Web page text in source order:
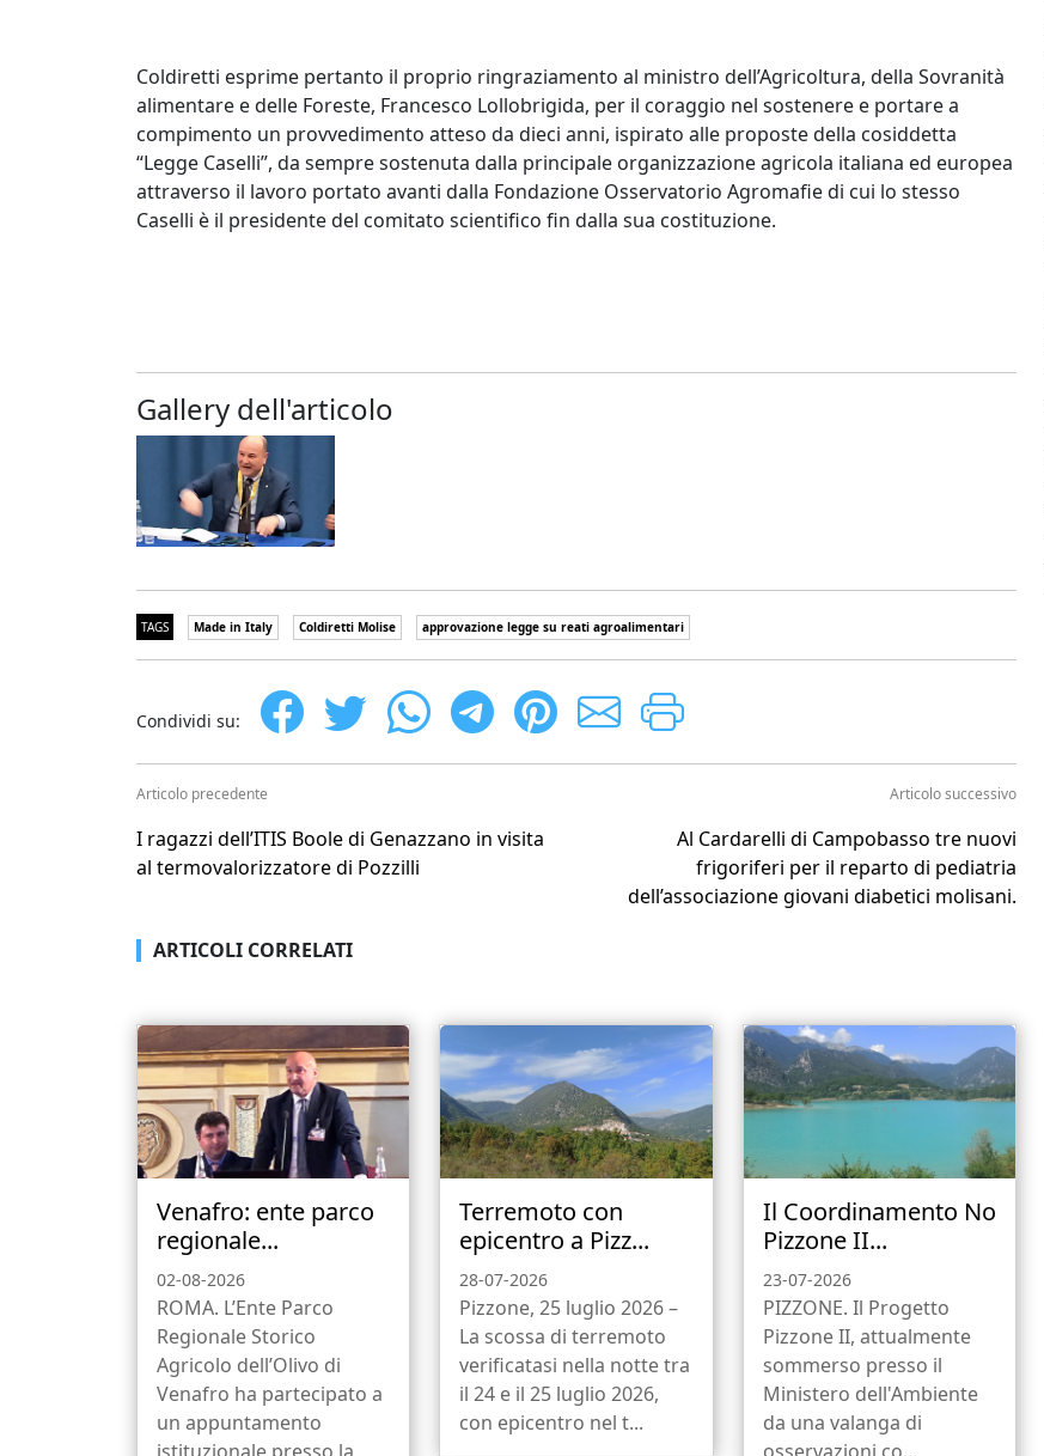
Coldiretti esprime pertanto il proprio ringraziamento al ministro dell’Agricoltura, della Sovranità
alimentare e delle Foreste, Francesco Lollobrigida, per il coraggio nel sostenere e portare a
compimento un provvedimento atteso da dieci anni, ispirato alle proposte della cosiddetta
“Legge Caselli”, da sempre sostenuta dalla principale organizzazione agricola italiana ed europea
attraverso il lavoro portato avanti dalla Fondazione Osservatorio Agromafie di cui lo stesso
Caselli è il presidente del comitato scientifico fin dalla sua costituzione.
Gallery dell'articolo
TAGS Made in Italy Coldiretti Molise approvazione legge su reati agroalimentari
Condividi su:
Articolo precedente
I ragazzi dell’ITIS Boole di Genazzano in visita
al termovalorizzatore di Pozzilli
Articolo successivo
Al Cardarelli di Campobasso tre nuovi
frigoriferi per il reparto di pediatria
dell’associazione giovani diabetici molisani.
ARTICOLI CORRELATI
Venafro: ente parco
regionale...
02-08-2026
ROMA. L’Ente Parco
Regionale Storico
Agricolo dell’Olivo di
Venafro ha partecipato a
un appuntamento
Terremoto con
epicentro a Pizz...
28-07-2026
Pizzone, 25 luglio 2026 –
La scossa di terremoto
verificatasi nella notte tra
il 24 e il 25 luglio 2026,
con epicentro nel t...
Il Coordinamento No
Pizzone II...
23-07-2026
PIZZONE. Il Progetto
Pizzone II, attualmente
sommerso presso il
Ministero dell'Ambiente
da una valanga di